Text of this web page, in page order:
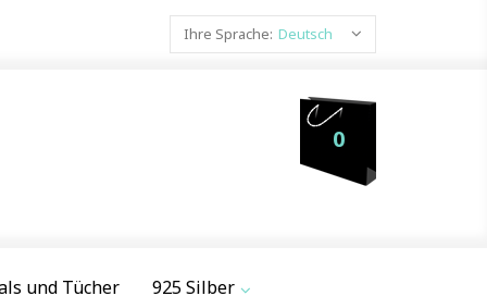
Ihre Sprache: Deutsch
0
und Tücher 925 Silber